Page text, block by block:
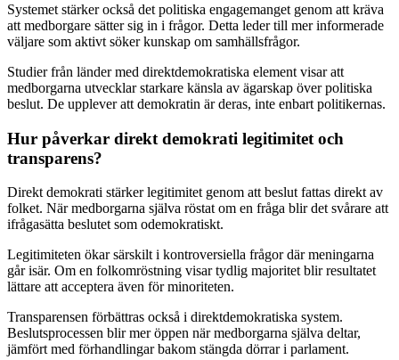
Systemet stärker också det politiska engagemanget genom att kräva
att medborgare sätter sig in i frågor. Detta leder till mer informerade
väljare som aktivt söker kunskap om samhällsfrågor.
Studier från länder med direktdemokratiska element visar att
medborgarna utvecklar starkare känsla av ägarskap över politiska
beslut. De upplever att demokratin är deras, inte enbart politikernas.
Hur påverkar direkt demokrati legitimitet och
transparens?
Direkt demokrati stärker legitimitet genom att beslut fattas direkt av
folket. När medborgarna själva röstat om en fråga blir det svårare att
ifrågasätta beslutet som odemokratiskt.
Legitimiteten ökar särskilt i kontroversiella frågor där meningarna
går isär. Om en folkomröstning visar tydlig majoritet blir resultatet
lättare att acceptera även för minoriteten.
Transparensen förbättras också i direktdemokratiska system.
Beslutsprocessen blir mer öppen när medborgarna själva deltar,
jämfört med förhandlingar bakom stängda dörrar i parlament.